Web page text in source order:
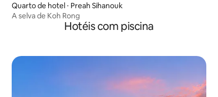
Quarto de hotel ⋅ Preah Sihanouk
A selva de Koh Rong
Hotéis com piscina